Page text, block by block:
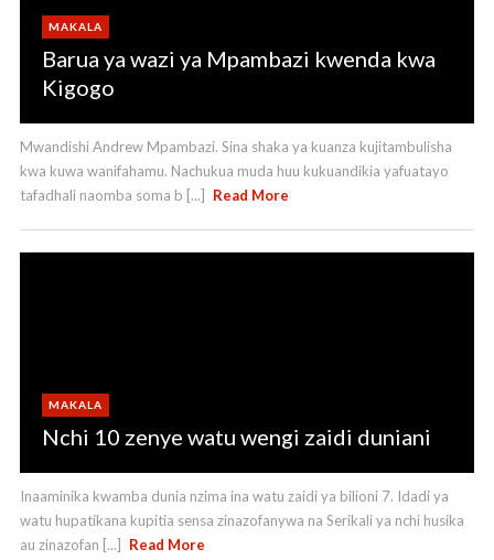
MAKALA
Barua ya wazi ya Mpambazi kwenda kwa
Kigogo
Mwandishi Andrew Mpambazi. Sina shaka ya kuanza kujitambulisha
kwa kuwa wanifahamu. Nachukua muda huu kukuandikia yafuatayo
tafadhali naomba soma b [...]
Read More
MAKALA
Nchi 10 zenye watu wengi zaidi duniani
Inaaminika kwamba dunia nzima ina watu zaidi ya bilioni 7. Idadi ya
watu hupatikana kupitia sensa zinazofanywa na Serikali ya nchi husika
au zinazofan [...]
Read More